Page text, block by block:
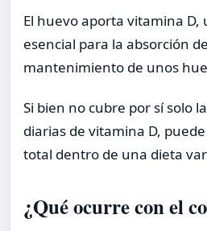
El huevo aporta vitamina
esencial para la absorción
mantenimiento de unos
Si bien no cubre por sí solo
diarias de vitamina D,
total dentro de una dieta
¿Qué ocurre con el